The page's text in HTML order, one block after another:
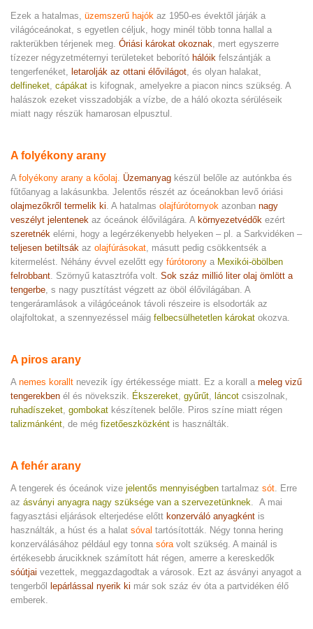
Ezek a hatalmas, üzemszerű hajók az 1950-es évektől járják a
világóceánokat, s egyetlen céljuk, hogy minél több tonna hallal a
rakterükben térjenek meg. Óriási károkat okoznak, mert egyszerre
tízezer négyzetméternyi területeket beborító hálóik felszántják a
tengerfenéket, letarolják az ottani élővilágot, és olyan halakat,
delfineket, cápákat is kifognak, amelyekre a piacon nincs szükség. A
halászok ezeket visszadobják a vízbe, de a háló okozta sérüléseik
miatt nagy részük hamarosan elpusztul.
A folyékony arany
A folyékony arany a kőolaj. Üzemanyag készül belőle az autónkba és
fűtőanyag a lakásunkba. Jelentős részét az óceánokban levő óriási
olajmezőkről termelik ki. A hatalmas olajfúrótornyok azonban nagy
veszélyt jelentenek az óceánok élővilágára. A környezetvédők ezért
szeretnék elérni, hogy a legérzékenyebb helyeken – pl. a Sarkvidéken –
teljesen betiltsák az olajfúrásokat, másutt pedig csökkentsék a
kitermelést. Néhány évvel ezelőtt egy fúrótorony a Mexikói-öbölben
felrobbant. Szörnyű katasztrófa volt. Sok száz millió liter olaj ömlött a
tengerbe, s nagy pusztítást végzett az öböl élővilágában. A
tengeráramlások a világóceánok távoli részeire is elsodorták az
olajfoltokat, a szennyezéssel máig felbecsülhetetlen károkat okozva.
A piros arany
A nemes korallt nevezik így értékessége miatt. Ez a korall a meleg vizű
tengerekben él és növekszik. Ékszereket, gyűrűt, láncot csiszolnak,
ruhadíszeket, gombokat készítenek belőle. Piros színe miatt régen
talizmánként, de még fizetőeszközként is használták.
A fehér arany
A tengerek és óceánok vize jelentős mennyiségben tartalmaz sót. Erre
az ásványi anyagra nagy szüksége van a szervezetünknek. A mai
fagyasztási eljárások elterjedése előtt konzerváló anyagként is
használták, a húst és a halat sóval tartósították. Négy tonna hering
konzerválásához például egy tonna sóra volt szükség. A mainál is
értékesebb árucikknek számított hát régen, amerre a kereskedők
sóútjai vezettek, meggazdagodtak a városok. Ezt az ásványi anyagot a
tengerből
lepárlással nyerik ki már sok száz év óta a partvidéken élő
emberek.